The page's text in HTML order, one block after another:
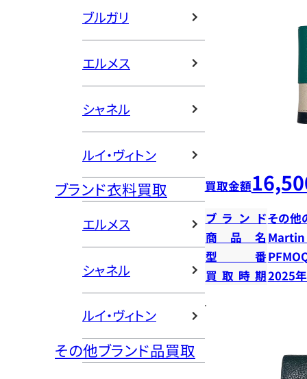
ブルガリ
エルメス
シャネル
ルイ・ヴィトン
ブランド衣料買取
エルメス
シャネル
ルイ・ヴィトン
その他ブランド品買取
買取金額
ブランドその他
商品名 Martin
型番
買取時期2025